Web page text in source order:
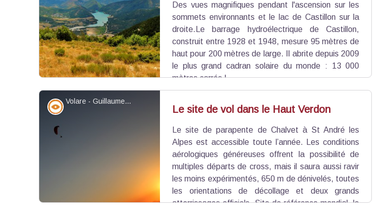
Voir l'image en plein écran
Voir l'image en plein écran
Des vues magnifiques pendant l'ascension sur les
sommets environnants et le lac de Castillon sur la
droite.Le barrage hydroélectrique de Castillon,
construit entre 1928 et 1948, mesure 95 mètres de
haut pour 200 mètres de large. Il abrite depuis 2009
le plus grand cadran solaire du monde : 13 000
mètres carrés !
Volare - Guillaume Pluchon PNR Verdon
Point de vue - sommet Le site de vol dans le Haut Verdon
Le site de parapente de Chalvet à St André les
Alpes est accessible toute l’année. Les conditions
aérologiques généreuses offrent la possibilité de
multiples départs de cross, mais il saura aussi ravir
les moins expérimentés, 650 m de dénivelés, toutes
les orientations de décollage et deux grands
atterrissages officiels. Site de référence mondial, le